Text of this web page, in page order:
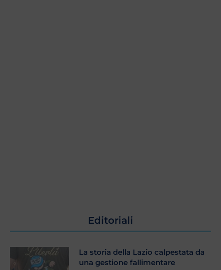
Editoriali
La storia della Lazio calpestata da
una gestione fallimentare